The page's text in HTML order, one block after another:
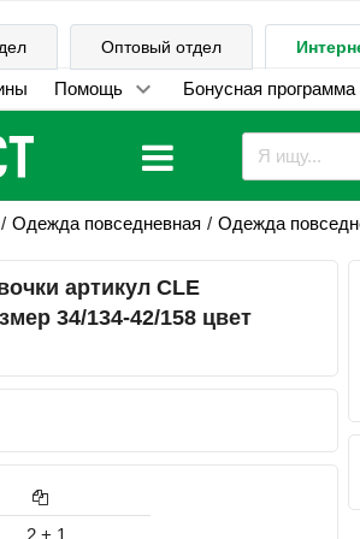
Оптовый отдел
Помощь Бонусная программа
Одежда повседневная Одежда
артикул CLE
34/134-42/158 цвет
2 + 1